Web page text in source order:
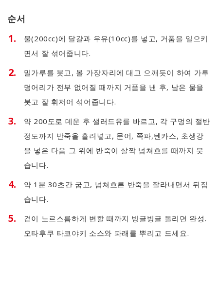
순서
물(200cc)에 달걀과 우유(10cc)를 넣고, 거품을 일으키
면서 잘 섞어줍니다.
밀가루를 붓고, 볼 가장자리에 대고 으깨듯이 하여 가루
덩어리가 전부 없어질 때까지 거품을 낸 후, 남은 물을
붓고 잘 휘저어 섞어줍니다.
약 200도로 데운 후 샐러드유를 바르고, 각 구멍의 절반
정도까지 반죽을 흘려넣고, 문어, 쪽파,텐카스, 초생강
을 넣은 다음 그 위에 반죽이 살짝 넘쳐흐를 때까지 붓
습니다.
약 1분 30초간 굽고, 넘쳐흐른 반죽을 잘라내면서 뒤집
습니다.
겉이 노르스름하게 변할 때까지 빙글빙글 돌리면 완성.
오타후쿠 타코야키 소스와 파래를 뿌리고 드세요.